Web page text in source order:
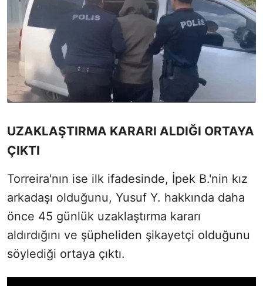
UZAKLAŞTIRMA KARARI ALDIĞI ORTAYA
ÇIKTI
Torreira'nın ise ilk ifadesinde, İpek B.'nin kız
arkadaşı olduğunu, Yusuf Y. hakkında daha
önce 45 günlük uzaklaştırma kararı
aldırdığını ve şüpheliden şikayetçi olduğunu
söylediği ortaya çıktı.